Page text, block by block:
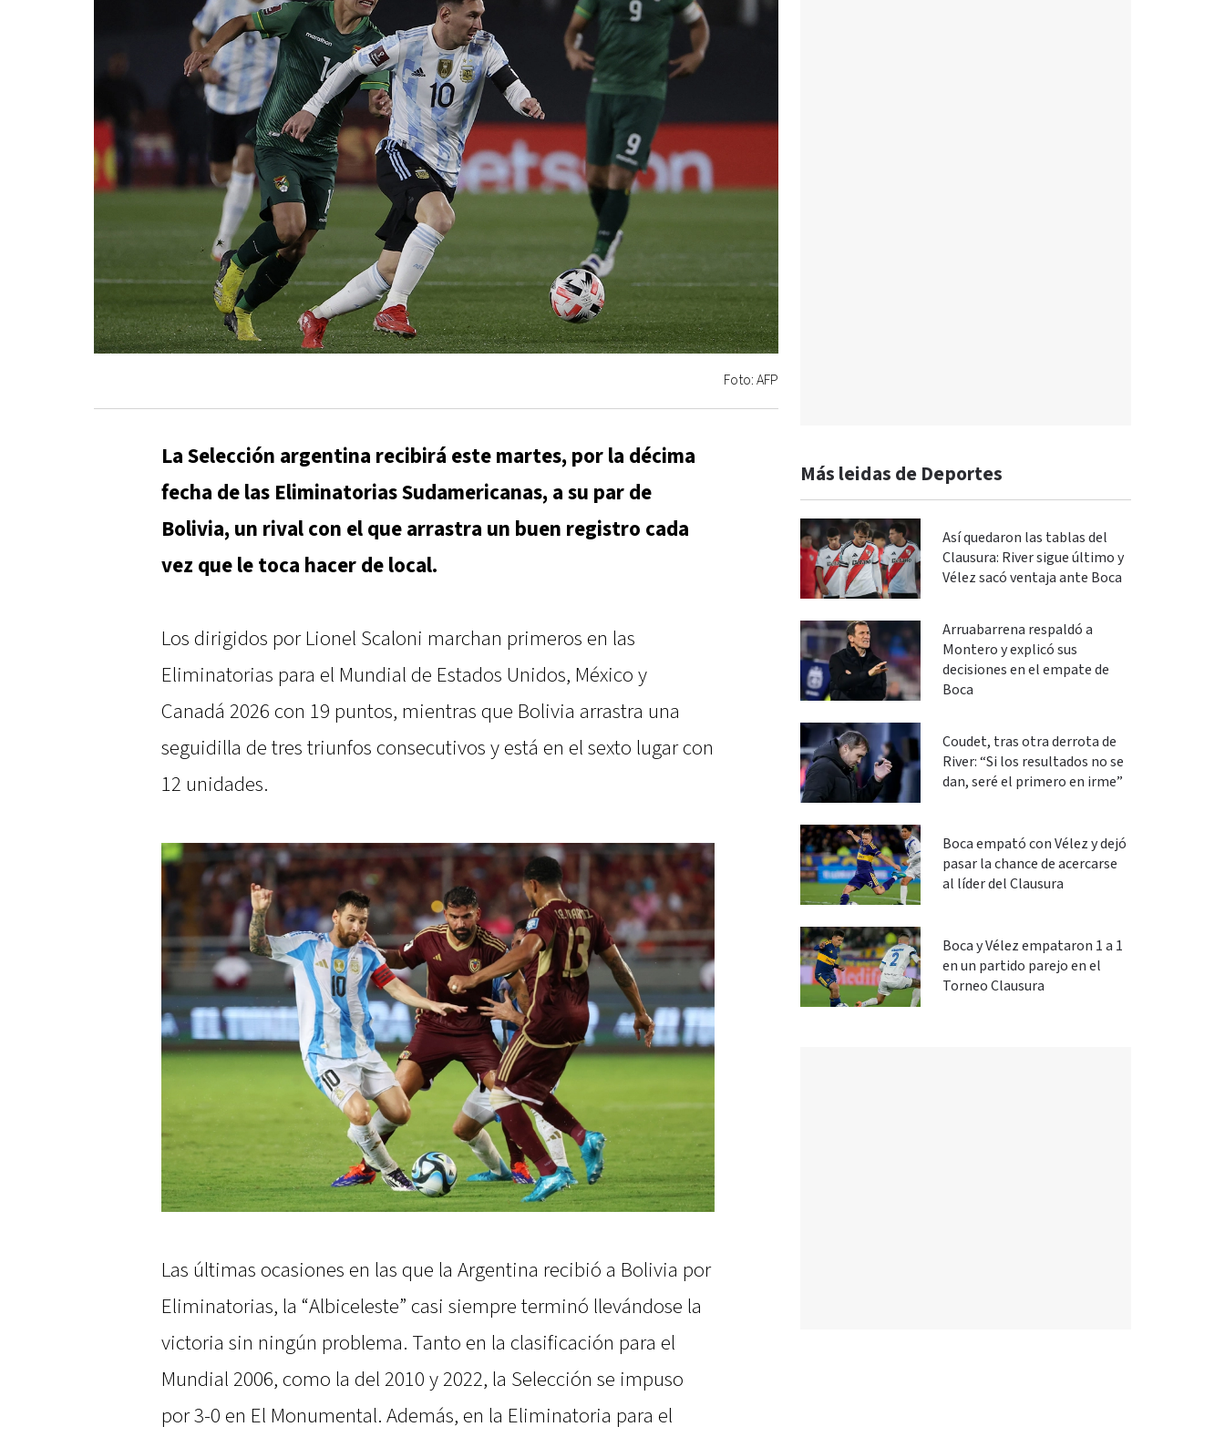
Foto: AFP
La Selección argentina recibirá este martes, por la décima
fecha de las Eliminatorias Sudamericanas, a su par de
Bolivia, un rival con el que arrastra un buen registro cada
vez que le toca hacer de local.
Los dirigidos por Lionel Scaloni marchan primeros en las
Eliminatorias para el Mundial de Estados Unidos, México y
Canadá 2026 con 19 puntos, mientras que Bolivia arrastra una
seguidilla de tres triunfos consecutivos y está en el sexto lugar con
12 unidades.
Las últimas ocasiones en las que la Argentina recibió a Bolivia por
Eliminatorias, la “Albiceleste” casi siempre terminó llevándose la
victoria sin ningún problema. Tanto en la clasificación para el
Mundial 2006, como la del 2010 y 2022, la Selección se impuso
por 3-0 en El Monumental. Además, en la Eliminatoria para el
Más leidas de Deportes
Así quedaron las tablas del
Clausura: River sigue último y
Vélez sacó ventaja ante Boca
Arruabarrena respaldó a
Montero y explicó sus
decisiones en el empate de
Boca
Coudet, tras otra derrota de
River: “Si los resultados no se
dan, seré el primero en irme”
Boca empató con Vélez y dejó
pasar la chance de acercarse
al líder del Clausura
Boca y Vélez empataron 1 a 1
en un partido parejo en el
Torneo Clausura